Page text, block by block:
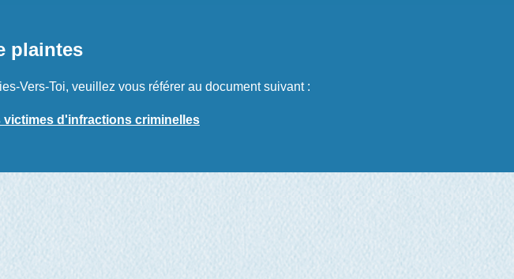
plaintes
Vers-Toi, veuillez vous référer au document suivant :
victimes d'infractions criminelles